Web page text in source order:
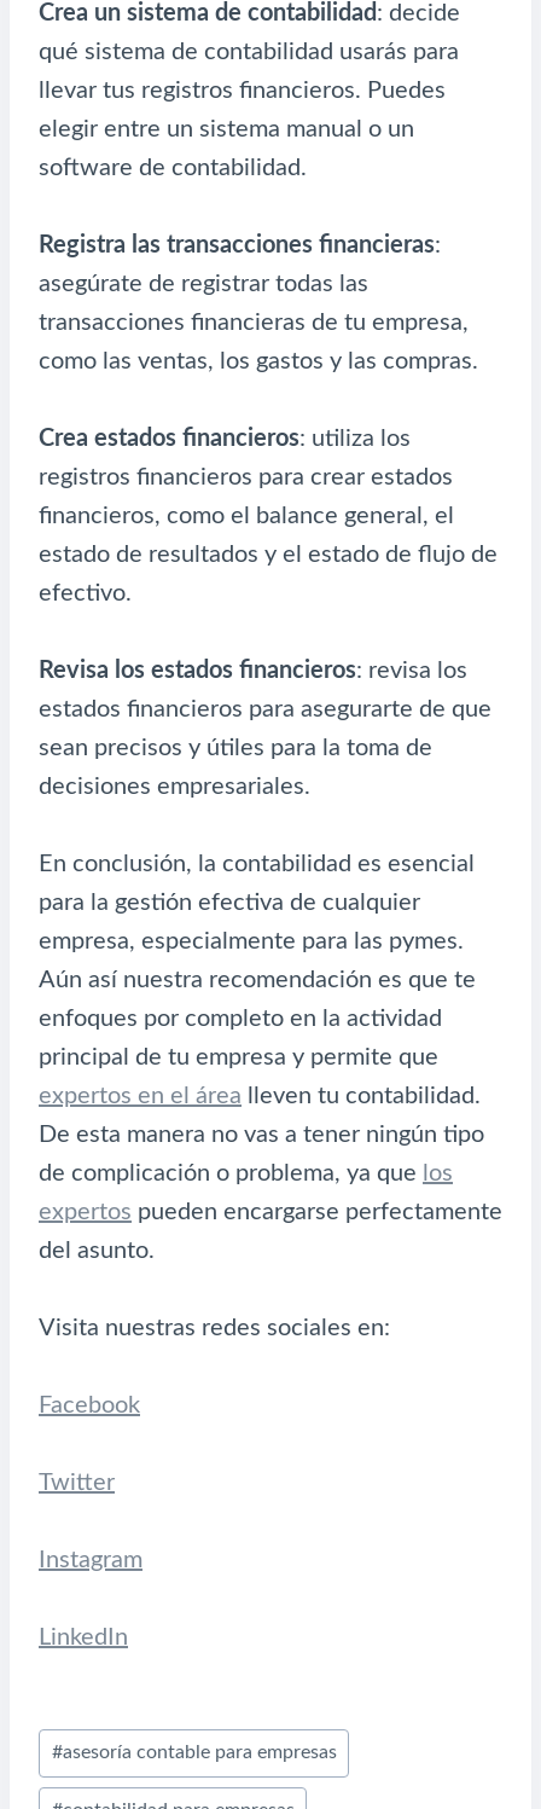
Crea un sistema de contabilidad : decide
qué sistema de contabilidad usarás para
llevar tus registros financieros. Puedes
elegir entre un sistema manual o un
software de contabilidad.
Registra las transacciones financieras:
asegúrate de registrar todas las
transacciones financieras de tu empresa,
como las ventas, los gastos y las compras.
Crea estados financieros: utiliza los
registros financieros para crear estados
financieros, como el balance general, el
estado de resultados y el estado de flujo de
efectivo.
Revisa los estados financieros: revisa los
estados financieros para asegurarte de que
sean precisos y útiles para la toma de
decisiones empresariales.
En conclusión, la contabilidad es esencial
para la gestión efectiva de cualquier
empresa, especialmente para las pymes.
Aún así nuestra recomendación es que te
enfoques por completo en la actividad
principal de tu empresa y permite que
expertos en el área lleven tu contabilidad.
De esta manera no vas a tener ningún tipo
de complicación o problema, ya que los
expertos pueden encargarse perfectamente
del asunto.
Visita nuestras redes sociales en:
Facebook
Twitter
Instagram
LinkedIn
Etiquetas
de
#asesoría contable para empresas